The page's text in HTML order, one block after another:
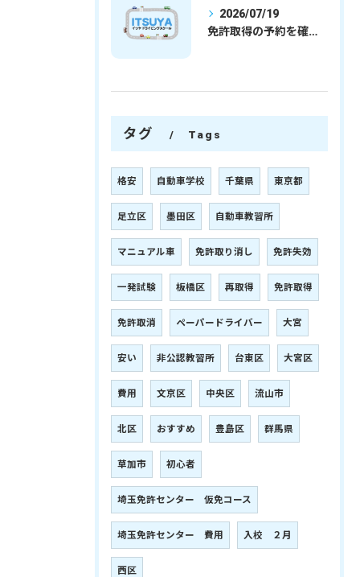
2026/07/19
免許取得の予約を確実に取るための最新ガイドと一発試験合格の実践法
タグ Tags
格安 自動車学校 千葉県 東京都
足立区 墨田区 自動車教習所
マニュアル車 免許取り消し 免許失効
一発試験 板橋区 再取得 免許取得
免許取消 ペーパードライバー 大宮
安い 非公認教習所 台東区 大宮区
費用 文京区 中央区 流山市
北区 おすすめ 豊島区 群馬県
草加市 初心者
埼玉免許センター 仮免コース
埼玉免許センター 費用 入校 ２月
西区